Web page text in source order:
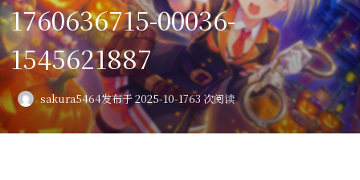
VPS评测
AI绘画
教程
图库
1760636715-00036-
1545621887
sakura5464发布于 2025-10-1763 次阅读